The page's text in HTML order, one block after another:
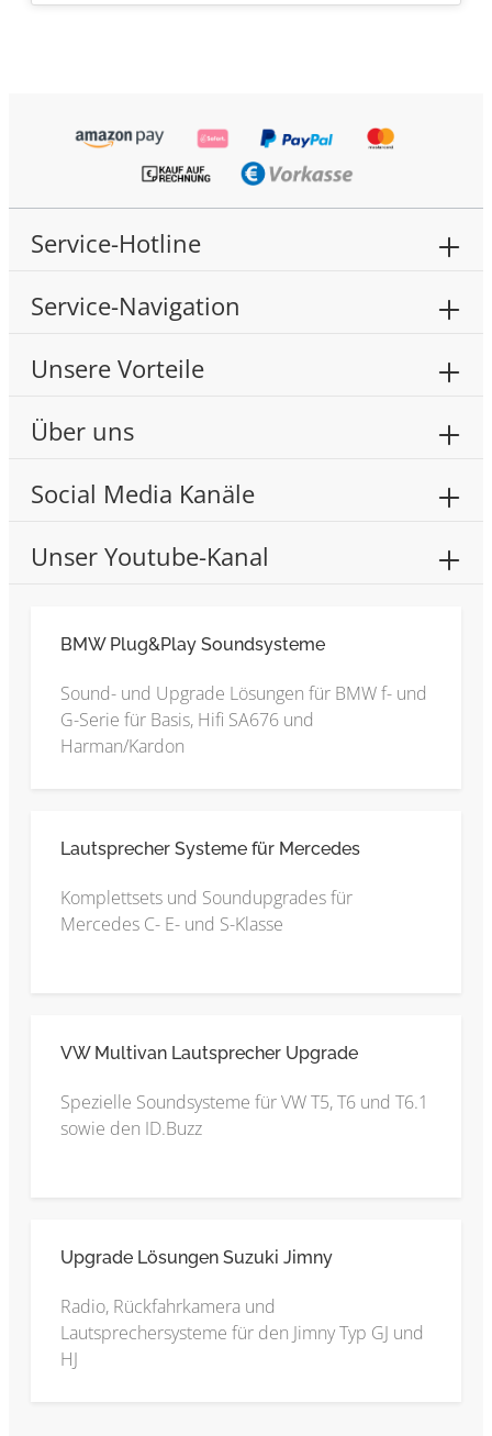
Service-Hotline
Service-Navigation
Unsere Vorteile
Über uns
Social Media Kanäle
Unser Youtube-Kanal
BMW Plug&Play Soundsysteme
Sound- und Upgrade Lösungen für BMW f- und
G-Serie für Basis, Hifi SA676 und
Harman/Kardon
Lautsprecher Systeme für Mercedes
Komplettsets und Soundupgrades für
Mercedes C- E- und S-Klasse
VW Multivan Lautsprecher Upgrade
Spezielle Soundsysteme für VW T5, T6 und T6.1
sowie den ID.Buzz
Upgrade Lösungen Suzuki Jimny
Radio, Rückfahrkamera und
Lautsprechersysteme für den Jimny Typ GJ und
HJ